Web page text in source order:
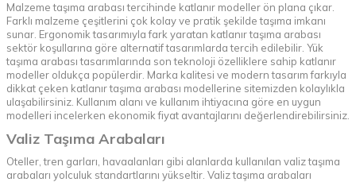
Malzeme taşıma arabası tercihinde katlanır modeller ön plana çıkar.
Farklı malzeme çeşitlerini çok kolay ve pratik şekilde taşıma imkanı
sunar. Ergonomik tasarımıyla fark yaratan katlanır taşıma arabası
sektör koşullarına göre alternatif tasarımlarda tercih edilebilir. Yük
taşıma arabası tasarımlarında son teknoloji özelliklere sahip katlanır
modeller oldukça popülerdir. Marka kalitesi ve modern tasarım farkıyla
dikkat çeken katlanır taşıma arabası modellerine sitemizden kolaylıkla
ulaşabilirsiniz. Kullanım alanı ve kullanım ihtiyacına göre en uygun
modelleri incelerken ekonomik fiyat avantajlarını değerlendirebilirsiniz.
Valiz Taşıma Arabaları
Oteller, tren garları, havaalanları gibi alanlarda kullanılan valiz taşıma
arabaları yolculuk standartlarını yükseltir. Valiz taşıma arabaları